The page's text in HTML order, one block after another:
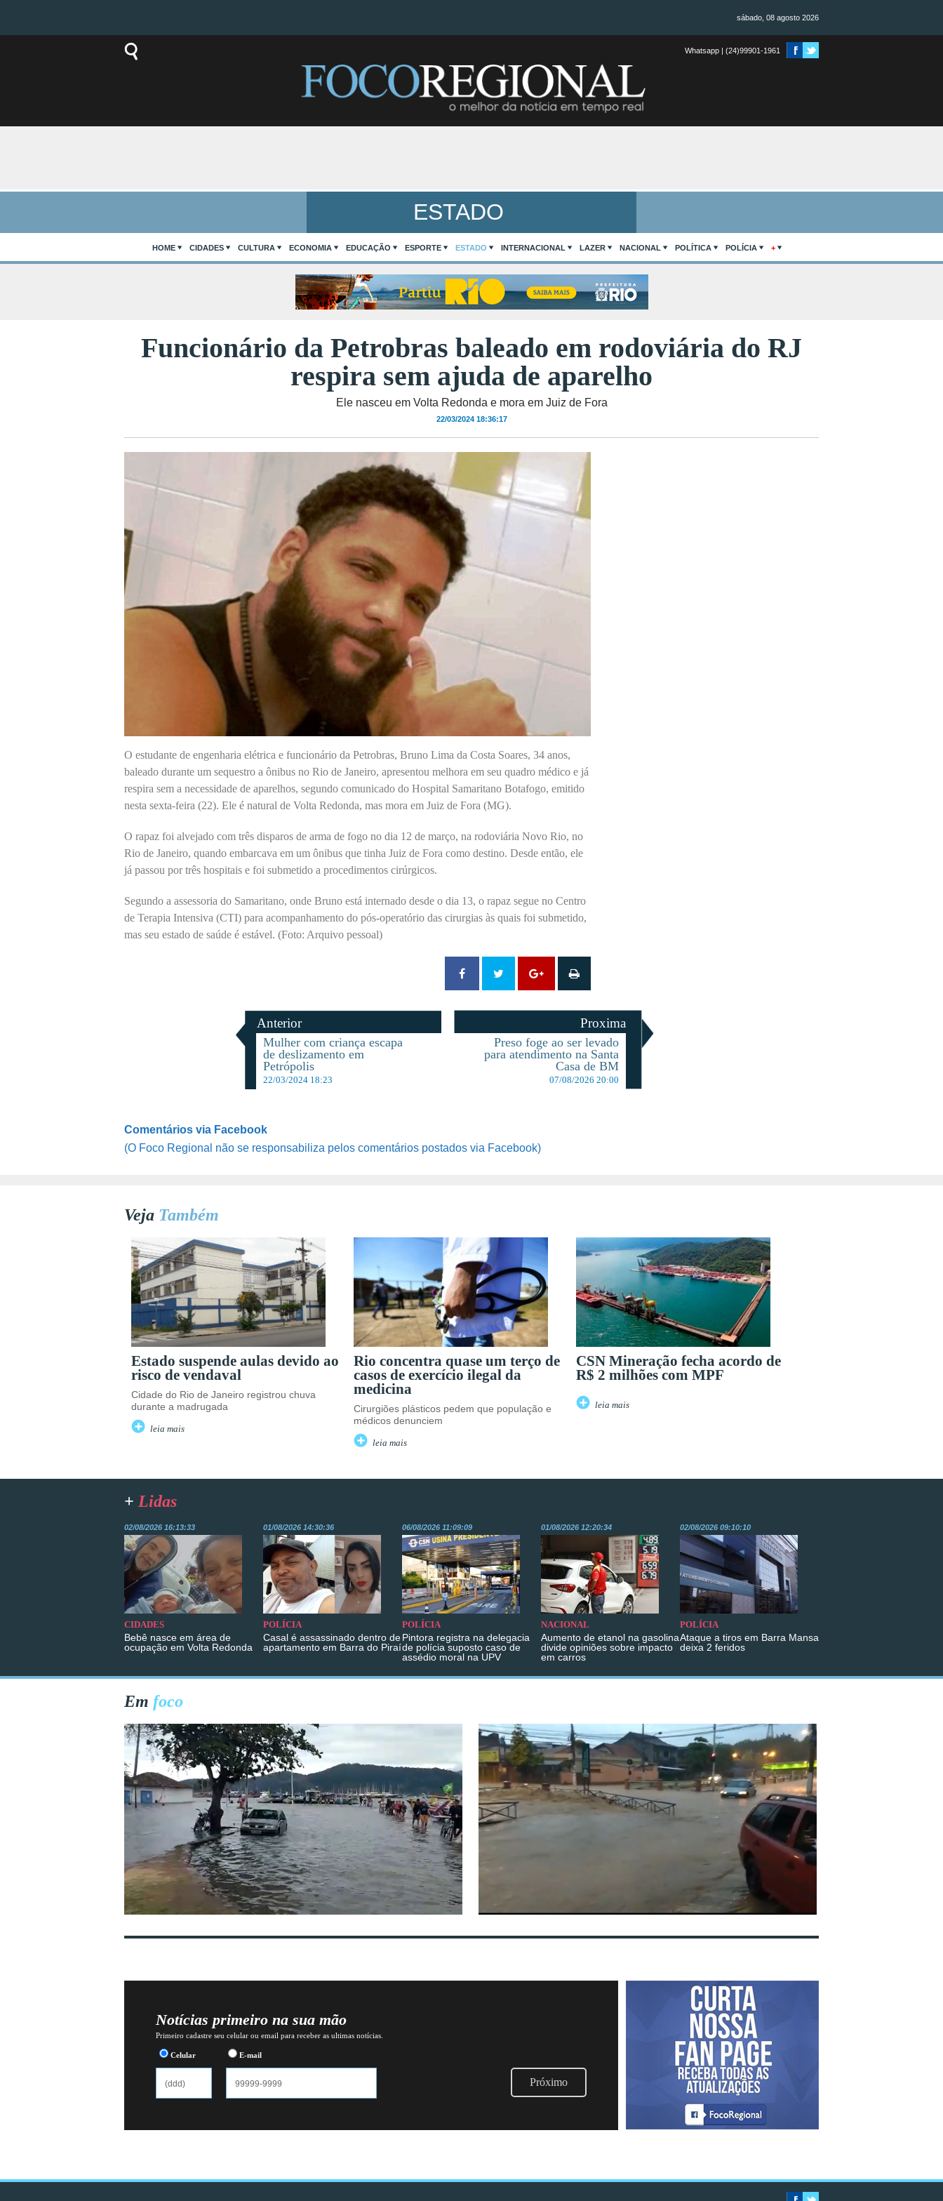
sábado, 08 agosto 2026
Whatsapp | (24)99901-1961
ESTADO
HOME CIDADES CULTURA ECONOMIA EDUCAÇÃO ESPORTE ESTADO INTERNACIONAL LAZER NACIONAL POLÍTICA POLÍCIA +
Funcionário da Petrobras baleado em rodoviária do RJ
respira sem ajuda de aparelho
Ele nasceu em Volta Redonda e mora em Juiz de Fora
22/03/2024 18:36:17
O estudante de engenharia elétrica e funcionário da Petrobras, Bruno Lima da Costa Soares, 34 anos,
baleado durante um sequestro a ônibus no Rio de Janeiro, apresentou melhora em seu quadro médico e já
respira sem a necessidade de aparelhos, segundo comunicado do Hospital Samaritano Botafogo, emitido
nesta sexta-feira (22). Ele é natural de Volta Redonda, mas mora em Juiz de Fora (MG).
O rapaz foi alvejado com três disparos de arma de fogo no dia 12 de março, na rodoviária Novo Rio, no
Rio de Janeiro, quando embarcava em um ônibus que tinha Juiz de Fora como destino. Desde então, ele
já passou por três hospitais e foi submetido a procedimentos cirúrgicos.
Segundo a assessoria do Samaritano, onde Bruno está internado desde o dia 13, o rapaz segue no Centro
de Terapia Intensiva (CTI) para acompanhamento do pós-operatório das cirurgias às quais foi submetido,
mas seu estado de saúde é estável. (Foto: Arquivo pessoal)
Anterior
Mulher com criança escapa
de deslizamento em
Petrópolis
22/03/2024 18:23
Proxima
Preso foge ao ser levado
para atendimento na Santa
Casa de BM
07/08/2026 20:00
Comentários via Facebook
(O Foco Regional não se responsabiliza pelos comentários postados via Facebook)
Veja Também
Estado suspende aulas devido ao
risco de vendaval
Cidade do Rio de Janeiro registrou chuva
durante a madrugada
leia mais
Rio concentra quase um terço de
casos de exercício ilegal da
medicina
Cirurgiões plásticos pedem que população e
médicos denunciem
leia mais
CSN Mineração fecha acordo de
R$ 2 milhões com MPF
leia mais
+ Lidas
02/08/2026 16:13:33
CIDADES
Bebê nasce em área de
ocupação em Volta Redonda
01/08/2026 14:30:36
POLÍCIA
Casal é assassinado dentro de
apartamento em Barra do Piraí
06/08/2026 11:09:09
POLÍCIA
Pintora registra na delegacia
de polícia suposto caso de
assédio moral na UPV
01/08/2026 12:20:34
NACIONAL
Aumento de etanol na gasolina
divide opiniões sobre impacto
em carros
02/08/2026 09:10:10
POLÍCIA
Ataque a tiros em Barra Mansa
deixa 2 feridos
Em foco
Notícias primeiro na sua mão
Primeiro cadastre seu celular ou email para receber as ultimas notícias.
Celular E-mail
Próximo